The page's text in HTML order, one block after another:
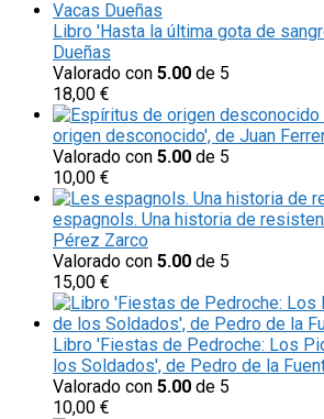
Libro 'Hasta la última gota de
Dueñas
Valorado con 5.00 de 5
18,00 €
origen desconocido', de Juan
Valorado con 5.00 de 5
10,00 €
espagnols. Una historia de
Pérez Zarco
Valorado con 5.00 de 5
15,00 €
Libro 'Fiestas de Pedroche: Los
los Soldados', de Pedro de la
Valorado con 5.00 de 5
10,00 €